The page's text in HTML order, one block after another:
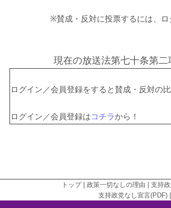
※賛成・反対に投票するには、
現在の放送法第七十条第
ログイン／会員登録をすると賛成・反対の
ログイン／会員登録はコチラから！
トップ| 政策一切なしの理由 支持
支持政党なし宣言(PDF)